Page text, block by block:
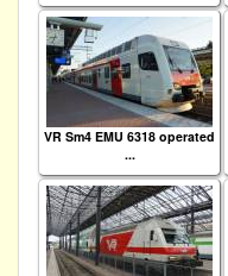
VR Sm4 EMU 6318 operated
...